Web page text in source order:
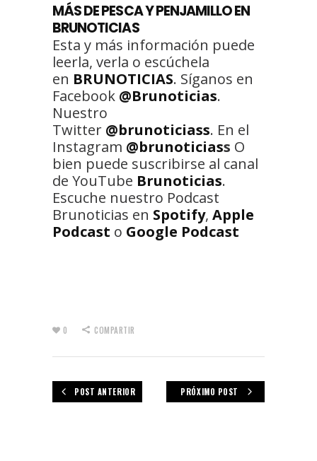
MÁS DE PESCA Y PENJAMILLO EN
BRUNOTICIAS
Esta y más información puede
leerla, verla o escúchela
en BRUNOTICIAS. Síganos en
Facebook @Brunoticias.
Nuestro
Twitter @brunoticiass. En el
Instagram @brunoticiass O
bien puede suscribirse al canal
de YouTube Brunoticias.
Escuche nuestro Podcast
Brunoticias en Spotify, Apple
Podcast o Google Podcast
0 COMPARTIR
POST ANTERIOR PRÓXIMO POST